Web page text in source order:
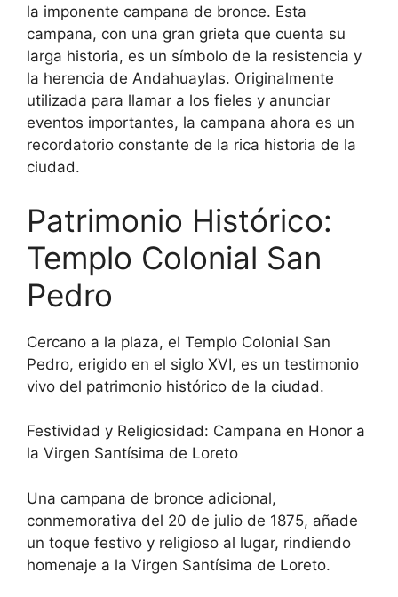
la imponente campana de bronce. Esta
campana, con una gran grieta que cuenta su
larga historia, es un símbolo de la resistencia y
la herencia de Andahuaylas. Originalmente
utilizada para llamar a los fieles y anunciar
eventos importantes, la campana ahora es un
recordatorio constante de la rica historia de la
ciudad.
Patrimonio Histórico:
Templo Colonial San
Pedro
Cercano a la plaza, el Templo Colonial San
Pedro, erigido en el siglo XVI, es un testimonio
vivo del patrimonio histórico de la ciudad.
Festividad y Religiosidad: Campana en Honor a
la Virgen Santísima de Loreto
Una campana de bronce adicional,
conmemorativa del 20 de julio de 1875, añade
un toque festivo y religioso al lugar, rindiendo
homenaje a la Virgen Santísima de Loreto.